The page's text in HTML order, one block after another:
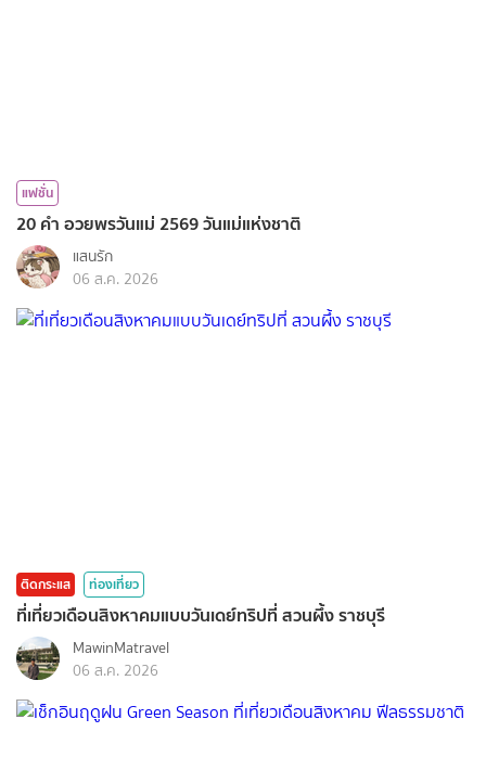
แฟชั่น
20 คำ อวยพรวันแม่ 2569 วันแม่แห่งชาติ
แสนรัก
06 ส.ค. 2026
ติดกระแส ท่องเที่ยว
ที่เที่ยวเดือนสิงหาคมแบบวันเดย์ทริปที่ สวนผึ้ง ราชบุรี
MawinMatravel
06 ส.ค. 2026